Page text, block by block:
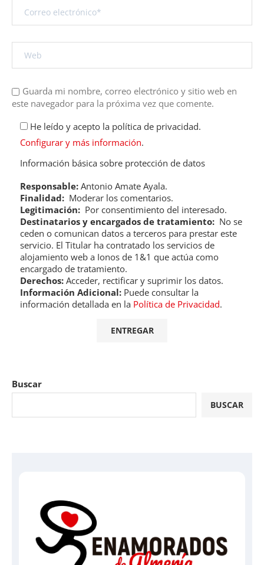
Guarda mi nombre, correo electrónico y sitio web en
este navegador para la próxima vez que comente.
He leído y acepto la política de privacidad.
Configurar y más información.
Información básica sobre protección de datos
Responsable: Antonio Amate Ayala.
Finalidad: Moderar los comentarios.
Legitimación: Por consentimiento del interesado.
Destinatarios y encargados de tratamiento: No se
ceden o comunican datos a terceros para prestar este
servicio. El Titular ha contratado los servicios de
alojamiento web a Ionos de 1&1 que actúa como
encargado de tratamiento.
Derechos: Acceder, rectificar y suprimir los datos.
Información Adicional: Puede consultar la
información detallada en la Política de Privacidad.
Buscar
BUSCAR